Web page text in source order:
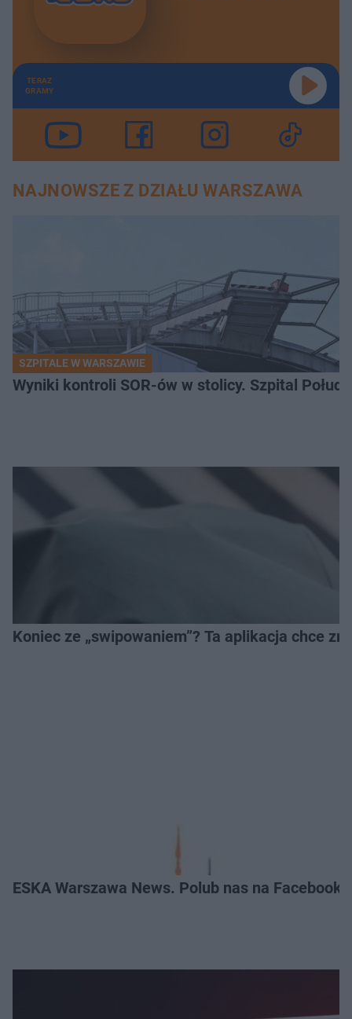
TERAZ
GRAMY
NAJNOWSZE Z DZIAŁU WARSZAWA
SZPITALE W WARSZAWIE
Wyniki kontroli SOR-ów w stolicy. Szpital
Koniec ze „swipowaniem”? Ta aplikacja chce
ESKA Warszawa News. Polub nas na